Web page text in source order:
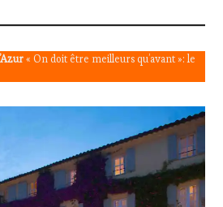
« On doit être meilleurs qu’avant »: le